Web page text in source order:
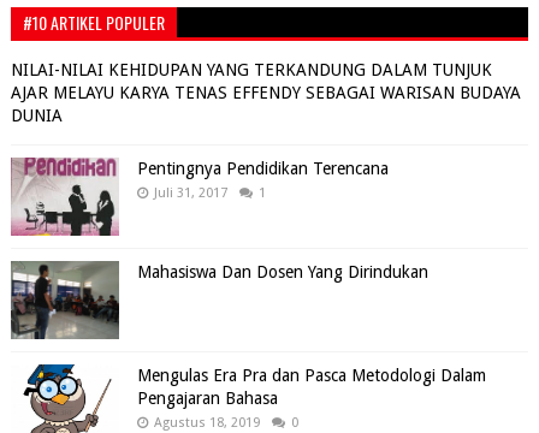
#10 ARTIKEL POPULER
NILAI-NILAI KEHIDUPAN YANG TERKANDUNG DALAM TUNJUK
AJAR MELAYU KARYA TENAS EFFENDY SEBAGAI WARISAN BUDAYA
DUNIA
Pentingnya Pendidikan Terencana
Juli 31, 2017 1
Mahasiswa Dan Dosen Yang Dirindukan
Mengulas Era Pra dan Pasca Metodologi Dalam
Pengajaran Bahasa
Agustus 18, 2019 0